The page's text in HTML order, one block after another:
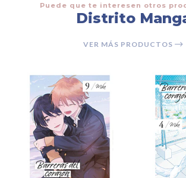
Puede que te interesen otros
Distrito
VER MÁS PRODUCTOS